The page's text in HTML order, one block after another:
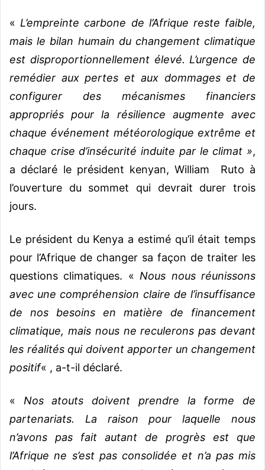
« L’empreinte carbone de l’Afrique reste faible,
mais le bilan humain du changement climatique
est disproportionnellement élevé. L’urgence de
remédier aux pertes et aux dommages et de
configurer des mécanismes financiers
appropriés pour la résilience augmente avec
chaque événement météorologique extrême et
chaque crise d’insécurité induite par le climat »,
a déclaré le président kenyan, William Ruto à
l’ouverture du sommet qui devrait durer trois
jours.
Le président du Kenya a estimé qu’il était temps
pour l’Afrique de changer sa façon de traiter les
questions climatiques. « Nous nous réunissons
avec une compréhension claire de l’insuffisance
de nos besoins en matière de financement
climatique, mais nous ne reculerons pas devant
les réalités qui doivent apporter un changement
positif« , a-t-il déclaré.
« Nos atouts doivent prendre la forme de
partenariats. La raison pour laquelle nous
n’avons pas fait autant de progrès est que
l’Afrique ne s’est pas consolidée et n’a pas mis